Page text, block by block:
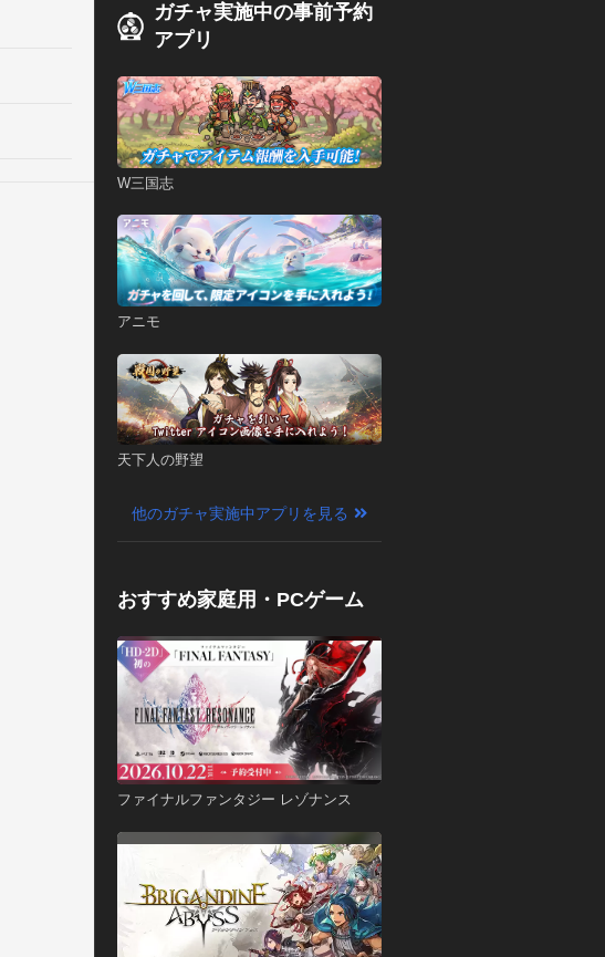
ガチャ実施中の事前予約
アプリ
W三国志
アニモ
天下人の野望
他のガチャ実施中アプリを見る
おすすめ家庭用・PCゲーム
ファイナルファンタジー レゾナンス